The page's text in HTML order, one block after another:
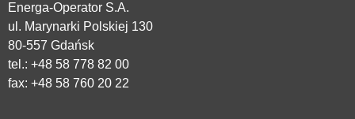
Energa-Operator S.A.
ul. Marynarki Polskiej 130
80-557 Gdańsk
tel.: +48 58 778 82 00
fax: +48 58 760 20 22